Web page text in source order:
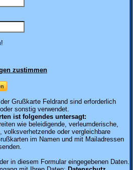
zustimmen
Grußkarte Feldrand sind erforderlich
sonstig verwendet.
ist folgendes untersagt:
wie beleidigende, verleumderische,
volksverhetzende oder vergleichbare
im Namen und mit Mailadressen
in diesem Formular eingegebenen Daten.